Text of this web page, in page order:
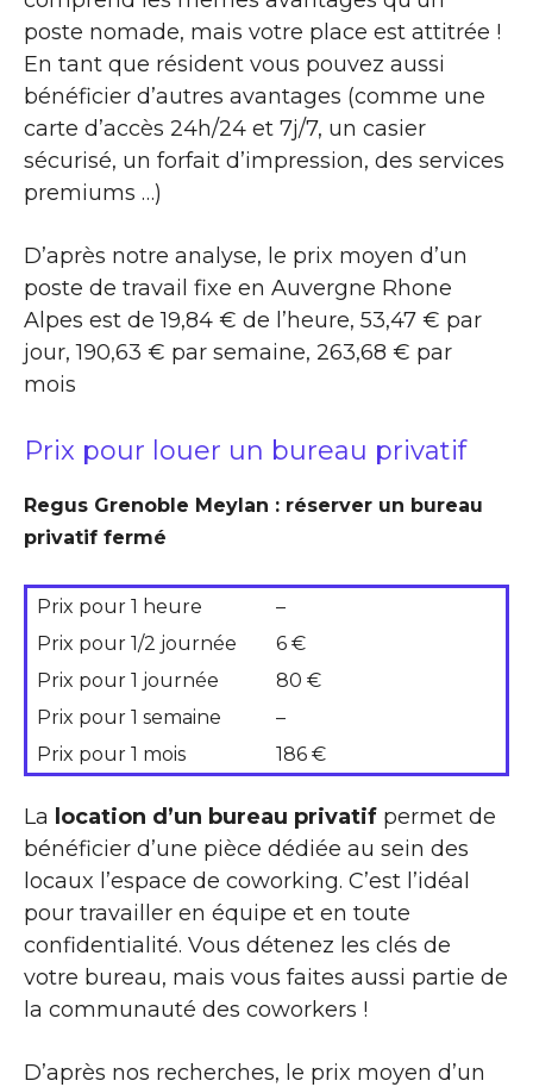
poste nomade, mais votre place est attitrée !
En tant que résident vous pouvez aussi
bénéficier d’autres avantages (comme une
carte d’accès 24h/24 et 7j/7, un casier
sécurisé, un forfait d’impression, des services
premiums …)
D’après notre analyse, le prix moyen d’un
poste de travail fixe en Auvergne Rhone
Alpes est de 19,84 € de l’heure, 53,47 € par
jour, 190,63 € par semaine, 263,68 € par
mois
Prix pour louer un bureau privatif
Regus Grenoble Meylan : réserver un bureau
privatif fermé
Prix pour 1 heure
–
Prix pour 1/2 journée
6 €
Prix pour 1 journée
80 €
Prix pour 1 semaine
–
Prix pour 1 mois
186 €
La location d’un bureau privatif permet de
bénéficier d’une pièce dédiée au sein des
locaux l’espace de coworking. C’est l’idéal
pour travailler en équipe et en toute
confidentialité. Vous détenez les clés de
votre bureau, mais vous faites aussi partie de
la communauté des coworkers !
D’après nos recherches, le prix moyen d’un